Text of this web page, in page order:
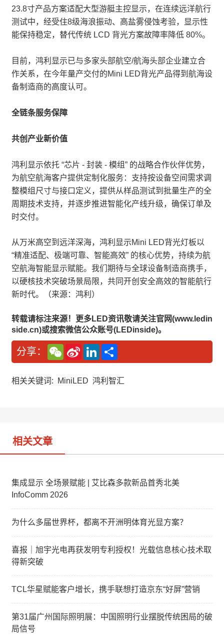
23.8寸产品方案适配大型游艇主控显示，在连续远洋航行
测试中，经受住8级海浪振动、高盐雾侵蚀考验，显示性
能保持稳定，替代传统 LCD 背光方案故障率降低 80%。
目前，鸿利显示已与多家头部航空/航海头部企业建立合
作关系，在今年量产交付的Mini LED背光产品得到航海设
备制造商的高度认可。
全链条服务保障
共创产业新价值
鸿利显示依托 “芯片 - 封装 - 模组” 的战略合作伙伴优势，
为航空航海客户提供定制化服务：支持按设备空间需求调
整模组尺寸与接口定义，提供从样品测试到批量生产的全
周期技术支持，并逐步推进智能化产线升级，确保订单及
时交付。
从万米高空到远洋深海，鸿利显示Mini LED背光灯板以
“精准适配、极端可靠、智能高效” 的核心优势，持续为航
空航海智能显示赋能。我们期待与全球设备制造商携手，
以硬核技术突破场景局限，共同开创安全高效的智能航行
新时代。（来源：鸿利）
转载请标注来源！更多LED资讯敬请关注官网(www.ledin
side.cn)或搜索微信公众账号(LEDinside)。
分享：
W
e
C
a
S
n
W
L
n
e
相关关键词: MiniLED 鸿利智汇
相关文章
集成显示 全场景赋能 | 艾比森多款新品首秀北美
InfoComm 2026
为什么多届世界杯，都离不开洲明体育光显方案？
喜报｜旭宇光电再获发明专利授权！光载信息核心技术取
得新突破
TCL华星赋能客户增长，携手联想打造京东“好屏”营销
第31届广州国际照明展：中国照明行业摆脱传统困局的破
局信号